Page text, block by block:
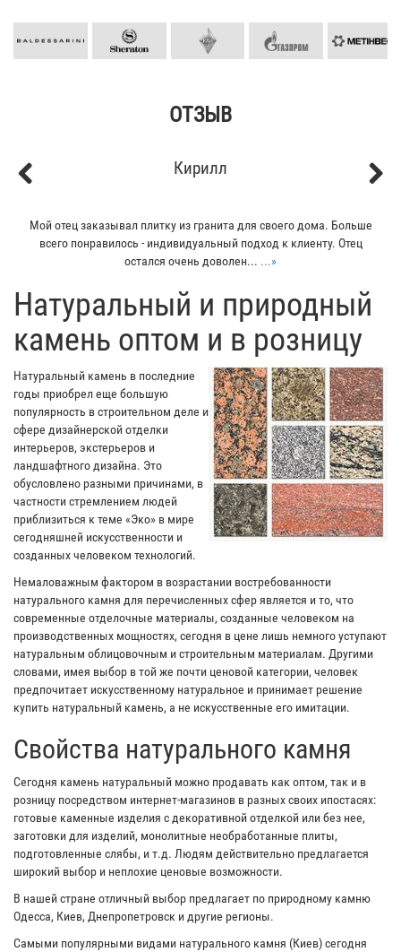
ОТЗЫВ
Кирилл
Мой отец заказывал плитку из гранита для своего дома. Больше
всего понравилось - индивидуальный подход к клиенту. Отец
остался очень доволен... ...»
​Натуральный и природный
камень оптом и в розницу
Натуральный камень в последние
годы приобрел еще большую
популярность в строительном деле и
сфере дизайнерской отделки
интерьеров, экстерьеров и
ландшафтного дизайна. Это
обусловлено разными причинами, в
частности стремлением людей
приблизиться к теме «Эко» в мире
сегодняшней искусственности и
созданных человеком технологий.
Немаловажным фактором в возрастании востребованности
натурального камня для перечисленных сфер является и то, что
современные отделочные материалы, созданные человеком на
производственных мощностях, сегодня в цене лишь немного уступают
натуральным облицовочным и строительным материалам. Другими
словами, имея выбор в той же почти ценовой категории, человек
предпочитает искусственному натуральное и принимает решение
купить натуральный камень, а не искусственные его имитации.
Свойства натурального камня
Сегодня камень натуральный можно продавать как оптом, так и в
розницу посредством интернет-магазинов в разных своих ипостасях:
готовые каменные изделия с декоративной отделкой или без нее,
заготовки для изделий, монолитные необработанные плиты,
подготовленные слябы, и т.д. Людям действительно предлагается
широкий выбор и неплохие ценовые возможности.
В нашей стране отличный выбор предлагает по природному камню
Одесса, Киев, Днепропетровск и другие регионы.
Самыми популярными видами натурального камня (Киев) сегодня